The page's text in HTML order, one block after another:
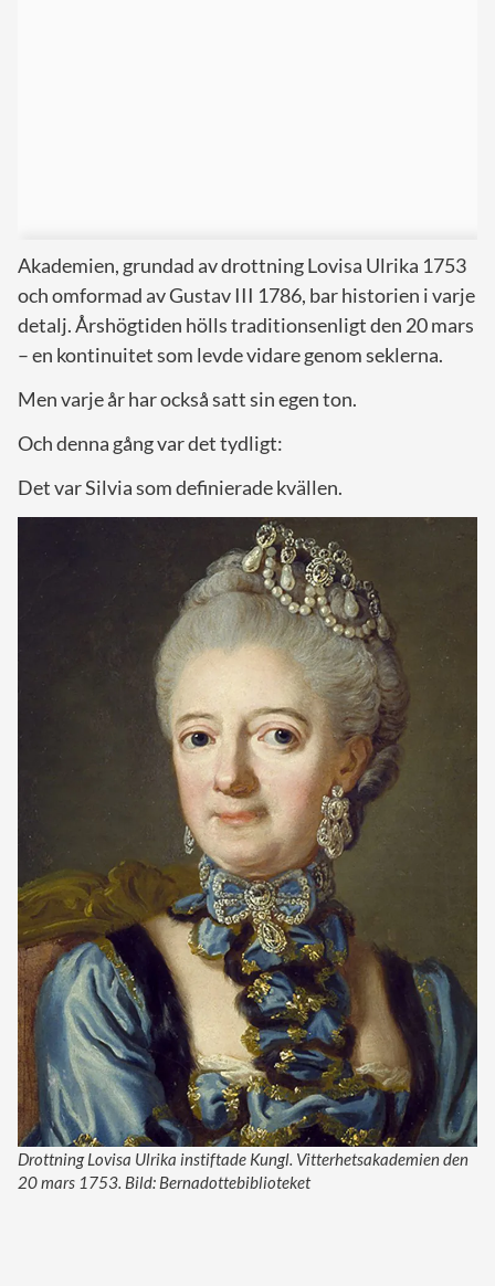
Akademien, grundad av drottning Lovisa Ulrika 1753
och omformad av Gustav III 1786, bar historien i varje
detalj. Årshögtiden hölls traditionsenligt den 20 mars
– en kontinuitet som levde vidare genom seklerna.
Men varje år har också satt sin egen ton.
Och denna gång var det tydligt:
Det var Silvia som definierade kvällen.
Drottning Lovisa Ulrika instiftade Kungl. Vitterhetsakademien den
20 mars 1753. Bild: Bernadottebiblioteket